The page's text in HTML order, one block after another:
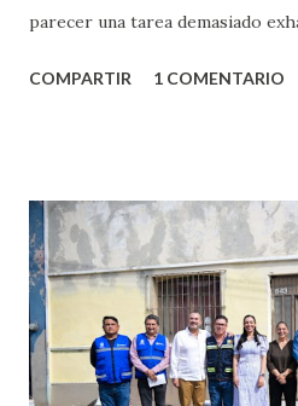
parecer una tarea demasiado
partes de ti que jamás hubieras
conoces ni la mitad de lo que
quienes ya han tenido
o expertas en el tema. Siempre
aprender y nuevas experiencias
chica y aún no has tenido
pienses que el sexo será
COMPARTIR 1 COMENTARIO